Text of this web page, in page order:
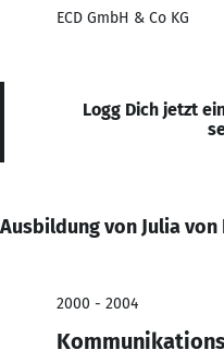
ECD GmbH & Co KG
Logg Dich jetzt
Ausbildung von Julia von
2000 - 2004